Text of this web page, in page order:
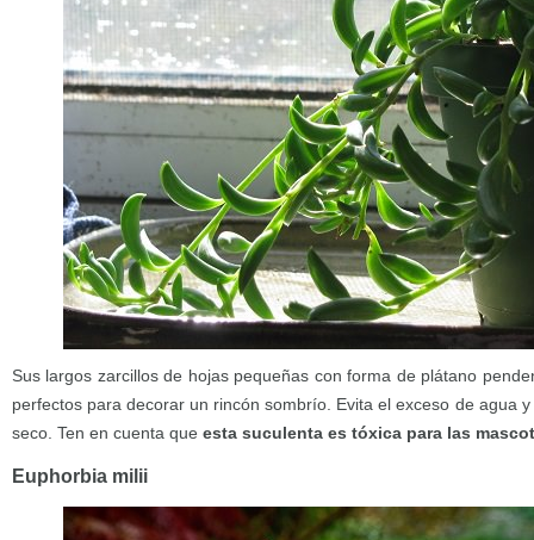
Sus largos zarcillos de hojas pequeñas con forma de plátano
perfectos para decorar un rincón sombrío. Evita el exceso de agua
seco. Ten en cuenta que esta suculenta es tóxica para las
Euphorbia milii